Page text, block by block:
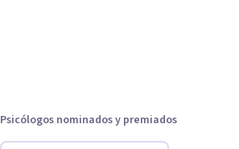
Psicólogos nominados y premiados